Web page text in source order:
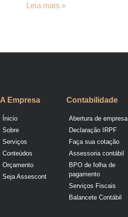
Leia mais »
A Empresa
Ínicio
Sobre
Serviços
Conteúdos
Orçamento
Seja Assescont
Contabilidade
Abertura de empresa
Declaração IRPF
Faça sua cotação
Assessoria contábil
BPO de folha de
pagamento
Serviços Fiscais
Balancete Contábil